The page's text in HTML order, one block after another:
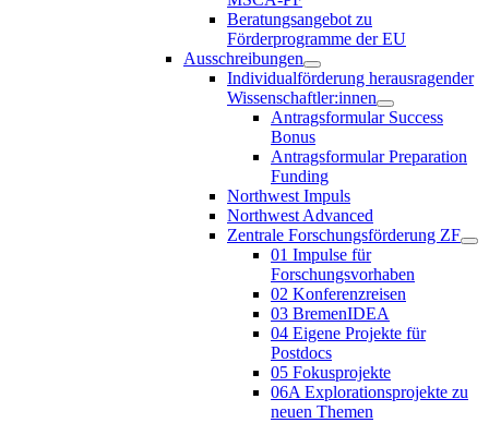
Beratungsangebot zu
Förderprogramme der EU
Ausschreibungen
Individualförderung herausragender
Wissenschaftler:innen
Antragsformular Success
Bonus
Antragsformular Preparation
Funding
Northwest Impuls
Northwest Advanced
Zentrale Forschungsförderung ZF
01 Impulse für
Forschungsvorhaben
02 Konferenzreisen
03 BremenIDEA
04 Eigene Projekte für
Postdocs
05 Fokusprojekte
06A Explorationsprojekte zu
neuen Themen